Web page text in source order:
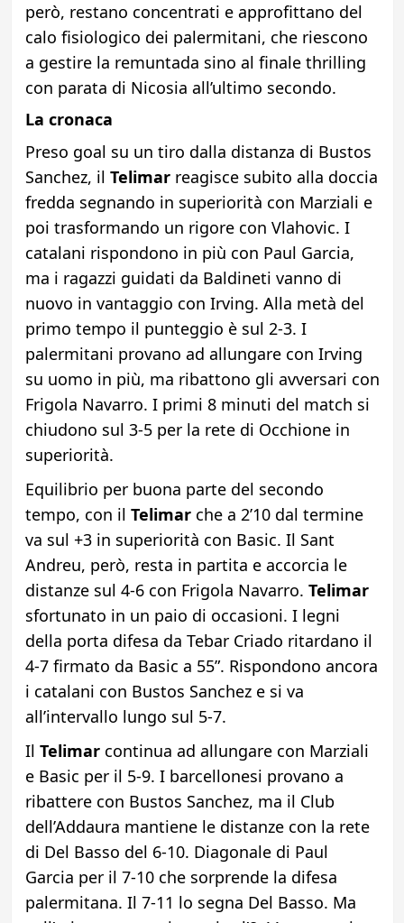
però, restano concentrati e approfittano del
calo fisiologico dei palermitani, che riescono
a gestire la remuntada sino al finale thrilling
con parata di Nicosia all’ultimo secondo.
La cronaca
Preso goal su un tiro dalla distanza di Bustos
Sanchez, il Telimarreagisce subito alla doccia
fredda segnando in superiorità con Marziali e
poi trasformando un rigore con Vlahovic. I
catalani rispondono in più con Paul Garcia,
ma i ragazzi guidati da Baldineti vanno di
nuovo in vantaggio con Irving. Alla metà del
primo tempo il punteggio è sul 2-3. I
palermitani provano ad allungare con Irving
su uomo in più, ma ribattono gli avversari con
Frigola Navarro. I primi 8 minuti del match si
chiudono sul 3-5 per la rete di Occhione in
superiorità.
Equilibrio per buona parte del secondo
tempo, con il Telimarche a 2’10 dal termine
va sul +3 in superiorità con Basic. Il Sant
Andreu, però, resta in partita e accorcia le
distanze sul 4-6 con Frigola Navarro. Telimar
sfortunato in un paio di occasioni. I legni
della porta difesa da Tebar Criado ritardano il
4-7 firmato da Basic a 55”. Rispondono ancora
i catalani con Bustos Sanchez e si va
all’intervallo lungo sul 5-7.
Il Telimarcontinua ad allungare con Marziali
e Basic per il 5-9. I barcellonesi provano a
ribattere con Bustos Sanchez, ma il Club
dell’Addaura mantiene le distanze con la rete
di Del Basso del 6-10. Diagonale di Paul
Garcia per il 7-10 che sorprende la difesa
palermitana. Il 7-11 lo segna Del Basso. Ma